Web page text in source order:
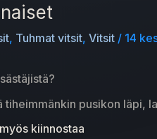
, Tuhmat vitsit, Vitsit / 14
tiheimmänkin pusikon läpi,
kiinnostaa